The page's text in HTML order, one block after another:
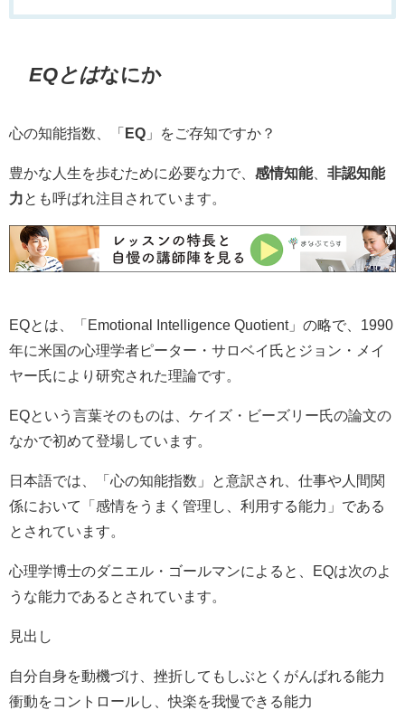
EQとはなにか
心の知能指数、「EQ 」をご存知ですか？
豊かな人生を歩むために必要な力で、 感情知能、 非認知能
力 とも呼ばれ注目されています。
EQとは、「Emotional Intelligence Quotient」の略で、1990
年に米国の心理学者ピーター・サロベイ氏とジョン・メイ
ヤー氏により研究された理論です。
EQという言葉そのものは、ケイズ・ビーズリー氏の論文の
なかで初めて登場しています。
日本語では、「心の知能指数」と意訳され、仕事や人間関
係において「感情をうまく管理し、利用する能力」である
とされています。
心理学博士のダニエル・ゴールマンによると、EQは次のよ
うな能力であるとされています。
見出し
自分自身を動機づけ、挫折してもしぶとくがんばれる能力
衝動をコントロールし、快楽を我慢できる能力